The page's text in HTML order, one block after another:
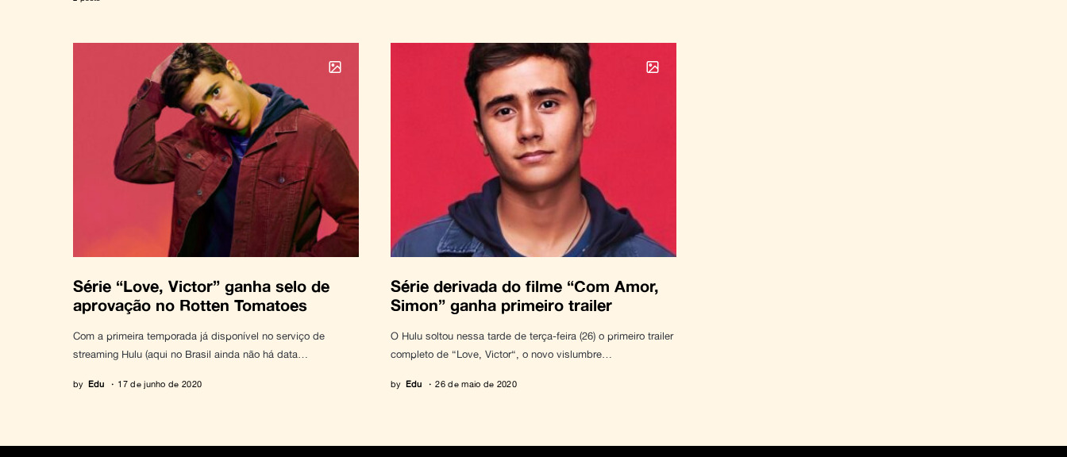
Série “Love, Victor” ganha selo de
aprovação no Rotten Tomatoes
Com a primeira temporada já disponível no serviço de
streaming Hulu (aqui no Brasil ainda não há data…
by Edu 17 de junho de 2020
Série derivada do filme “Com Amor,
Simon” ganha primeiro trailer
O Hulu soltou nessa tarde de terça-feira (26) o primeiro trailer
completo de “Love, Victor“, o novo vislumbre…
by Edu 26 de maio de 2020